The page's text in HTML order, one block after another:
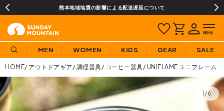
熊本地域地震の影響による配送遅延について
MEN WOMEN KIDS GEAR SALE
HOME アウトドアギア 調理器具 コーヒー器具 UNIFLAME ユニフレーム
1/6